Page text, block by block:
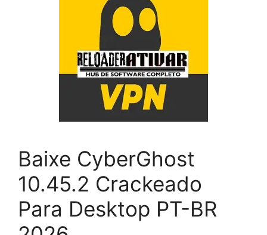
Baixe CyberGhost
10.45.2 Crackeado
Para Desktop PT-BR